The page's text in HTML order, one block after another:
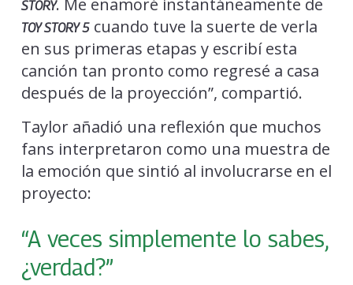
STORY
TOY STORY 5cuando tuve la suerte de verla
en sus primeras etapas y escribí esta
canción tan pronto como regresé a casa
después de la proyección”, compartió.
Taylor añadió una reflexión que muchos
fans interpretaron como una muestra de
la emoción que sintió al involucrarse en el
proyecto:
“A veces simplemente lo sabes,
¿verdad?”